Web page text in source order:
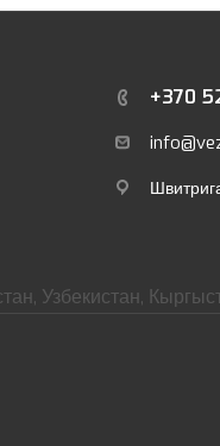
+370
Узбекистан,